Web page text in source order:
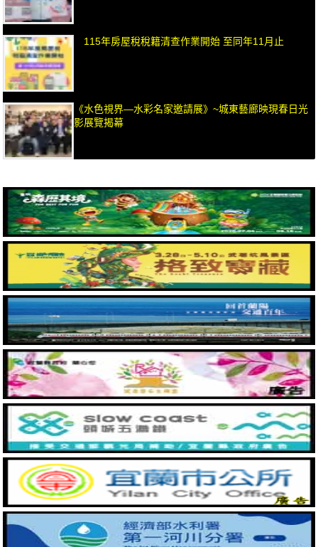
115年房屋稅稅籍清查作業開始 至同年11月止
《水色視界—水彩名家邀請展》~城東藝廊映現春日光
影展覽揭幕